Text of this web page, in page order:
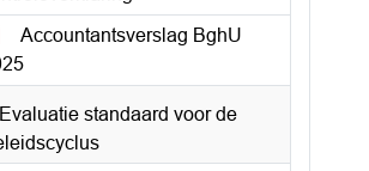
Accountantsverslag BghU
standaard voor de